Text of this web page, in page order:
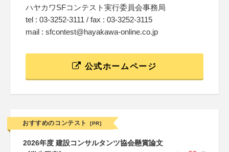
ハヤカワSFコンテスト実行委員会事務局
tel : 03-3252-3111 / fax : 03-3252-3115
mail : sfcontest@hayakawa-online.co.jp
公式ホームページ
おすすめのコンテスト [PR]
2026年度 建設コンサルタンツ協会懸賞論文